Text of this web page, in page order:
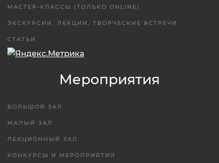
МАСТЕР-КЛАССЫ (ТОЛЬКО ONLINE)
ЭКСКУРСИИ, ЛЕКЦИИ, ТВОРЧЕСКИЕ ВСТРЕЧИ
СТАТЬИ
Мероприятия
БОЛЬШОЙ ЗАЛ
МАЛЫЙ ЗАЛ
ЛЕКЦИОННЫЙ ЗАЛ
КОНКУРСЫ И МЕРОПРИЯТИЯ